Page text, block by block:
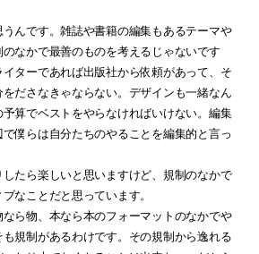
んです。雑誌や書籍の編集もあるテーマや
なかで最善のものを考えるじゃないです
ターであれば出版社から依頼があって、そ
ださなきゃならない。デザインも一緒なん
算でベストをやらなければいけない。編集
僕らは自分たちのやることを編集的と言っ
たら楽しいと思いますけど、規制のなかで
なことだと思っています。
ら物、本なら本のフォーマットのなかでや
規制があるわけです。その規制から逸れる